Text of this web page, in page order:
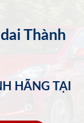
Thành
HÃNG TẠI